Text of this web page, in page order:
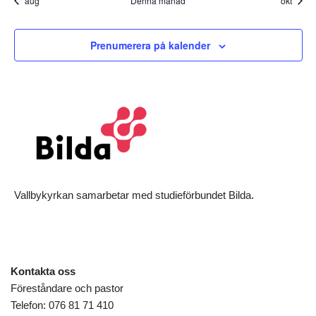
Prenumerera på kalender
Vallbykyrkan samarbetar med studieförbundet Bilda.
Kontakta oss
Föreståndare och pastor
Telefon: 076 81 71 410